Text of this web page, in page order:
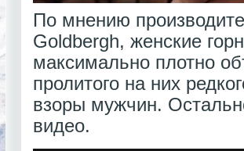
По мнению
Goldbergh, женские
максимально плотно
пролитого на них
взоры мужчин.
видео.